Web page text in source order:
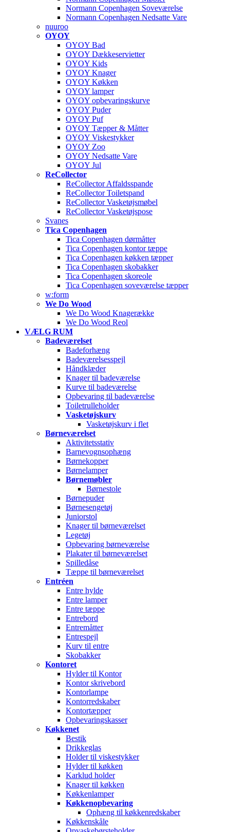
Normann Copenhagen Soveværelse
Normann Copenhagen Nedsatte Vare
nuuroo
OYOY
OYOY Bad
OYOY Dækkeservietter
OYOY Kids
OYOY Knager
OYOY Køkken
OYOY lamper
OYOY opbevaringskurve
OYOY Puder
OYOY Puf
OYOY Tæpper & Måtter
OYOY Viskestykker
OYOY Zoo
OYOY Nedsatte Vare
OYOY Jul
ReCollector
ReCollector Affaldsspande
ReCollector Toiletspand
ReCollector Vasketøjsmøbel
ReCollector Vasketøjspose
Svanes
Tica Copenhagen
Tica Copenhagen dørmåtter
Tica Copenhagen kontor tæppe
Tica Copenhagen køkken tæpper
Tica Copenhagen skobakker
Tica Copenhagen skoreole
Tica Copenhagen soveværelse tæpper
w:form
We Do Wood
We Do Wood Knagerække
We Do Wood Reol
VÆLG RUM
Badeværelset
Badeforhæng
Badeværelsesspejl
Håndklæder
Knager til badeværelse
Kurve til badeværelse
Opbevaring til badeværelse
Toiletrulleholder
Vasketøjskurv
Vasketøjskurv i flet
Børneværelset
Aktivitetsstativ
Barnevognsophæng
Børnekopper
Børnelamper
Børnemøbler
Børnestole
Børnepuder
Børnesengetøj
Juniorstol
Knager til børneværelset
Legetøj
Opbevaring børneværelse
Plakater til børneværelset
Spilledåse
Tæppe til børneværelset
Entréen
Entre hylde
Entre lamper
Entre tæppe
Entrebord
Entremåtter
Entrespejl
Kurv til entre
Skobakker
Kontoret
Hylder til Kontor
Kontor skrivebord
Kontorlampe
Kontorredskaber
Kontortæpper
Opbevaringskasser
Køkkenet
Bestik
Drikkeglas
Holder til viskestykker
Hylder til køkken
Karklud holder
Knager til køkken
Køkkenlamper
Køkkenopbevaring
Ophæng til køkkenredskaber
Køkkenskåle